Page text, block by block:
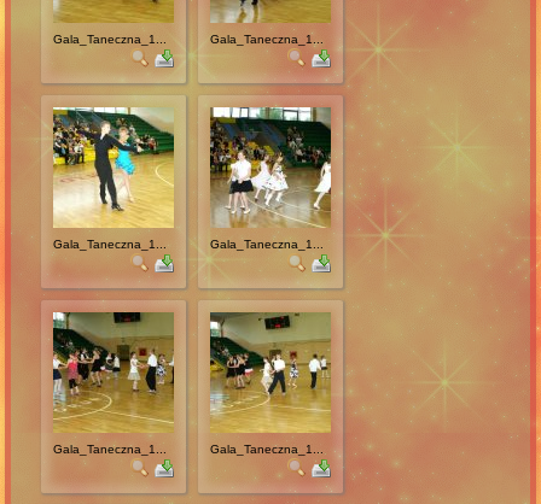
Gala_Taneczna_1... Gala_Taneczna_1...
Gala_Taneczna_1... Gala_Taneczna_1...
Gala_Taneczna_1... Gala_Taneczna_1...